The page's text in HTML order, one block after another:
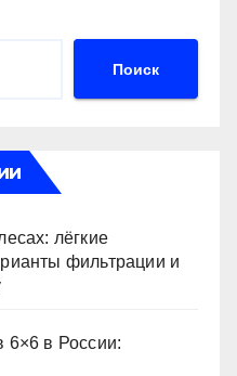
ki
ть
Поиск
лёгкие
фильтрации и
6×6 в России: